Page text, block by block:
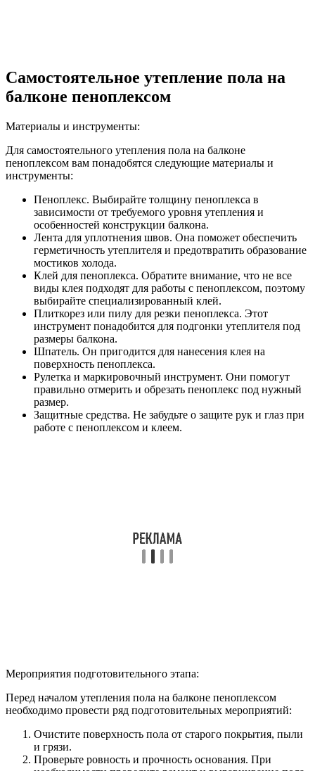
Самостоятельное утепление пола на
балконе пеноплексом
Материалы и инструменты:
Для самостоятельного утепления пола на балконе
пеноплексом вам понадобятся следующие материалы и
инструменты:
Пеноплекс. Выбирайте толщину пеноплекса в
зависимости от требуемого уровня утепления и
особенностей конструкции балкона.
Лента для уплотнения швов. Она поможет обеспечить
герметичность утеплителя и предотвратить образование
мостиков холода.
Клей для пеноплекса. Обратите внимание, что не все
виды клея подходят для работы с пеноплексом, поэтому
выбирайте специализированный клей.
Плиткорез или пилу для резки пеноплекса. Этот
инструмент понадобится для подгонки утеплителя под
размеры балкона.
Шпатель. Он пригодится для нанесения клея на
поверхность пеноплекса.
Рулетка и маркировочный инструмент. Они помогут
правильно отмерить и обрезать пеноплекс под нужный
размер.
Защитные средства. Не забудьте о защите рук и глаз при
работе с пеноплексом и клеем.
Мероприятия подготовительного этапа:
Перед началом утепления пола на балконе пеноплексом
необходимо провести ряд подготовительных мероприятий:
Очистите поверхность пола от старого покрытия, пыли
и грязи.
Проверьте ровность и прочность основания. При